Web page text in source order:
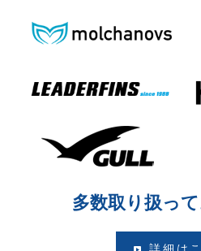
多数取り扱って